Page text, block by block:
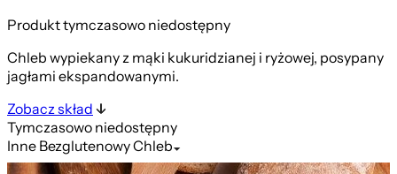
Produkt tymczasowo niedostępny
Chleb wypiekany z mąki kukuridzianej i ryżowej, posypany
jagłami ekspandowanymi.
Zobacz skład
Tymczasowo niedostępny
InneBezglutenowy Chleb